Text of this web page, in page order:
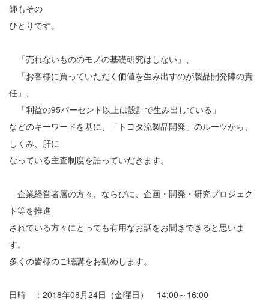
師もその
ひとりです。
「売れないもののモノの基礎研究はしない」、
「お客様に買っていただく価値を生み出すのが製品開発陣の責
任」、
「利益の95パーセント以上は設計で生み出している」
などのキーワードを基に、「トヨタ流製品開発」のルーツから、
しくみ、肝に
なっている主査制度を語っていだきます。
企業経営者層の方々、ならびに、企画・開発・研究プロジェク
ト等を推進
されている方々にとっても有用なお話をお聞きできると思いま
す。
多くの皆様のご聴講をお勧めします。
日時 ：2018年08月24日（金曜日） 14:00～16:00